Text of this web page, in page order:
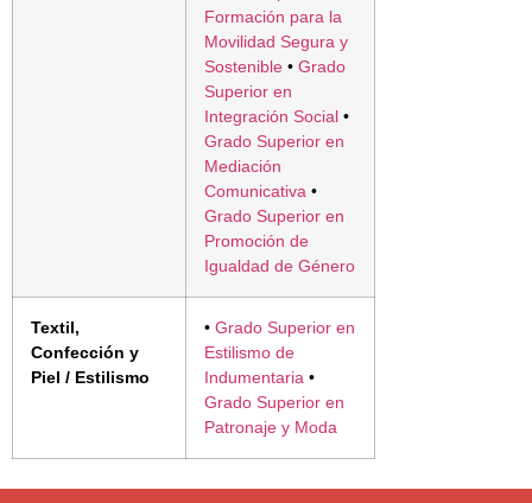
Formación para la
Movilidad Segura y
Sostenible • Grado
Superior en
Integración Social •
Grado Superior en
Mediación
Comunicativa •
Grado Superior en
Promoción de
Igualdad de Género
Textil,
Confección y
Piel / Estilismo
• Grado Superior en
Estilismo de
Indumentaria •
Grado Superior en
Patronaje y Moda